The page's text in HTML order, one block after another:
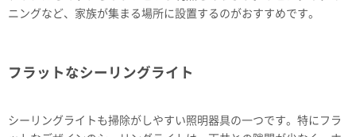
ニングなど、家族が集まる場所に設置するのがおすすめです。
フラットなシーリングライト
シーリングライトも掃除がしやすい照明器具の一つです。特にフラ